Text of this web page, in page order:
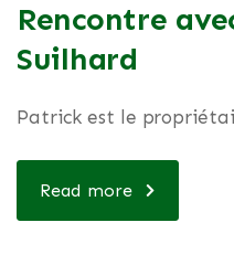
Rencontre
Suilhard
Patrick est le
Read more